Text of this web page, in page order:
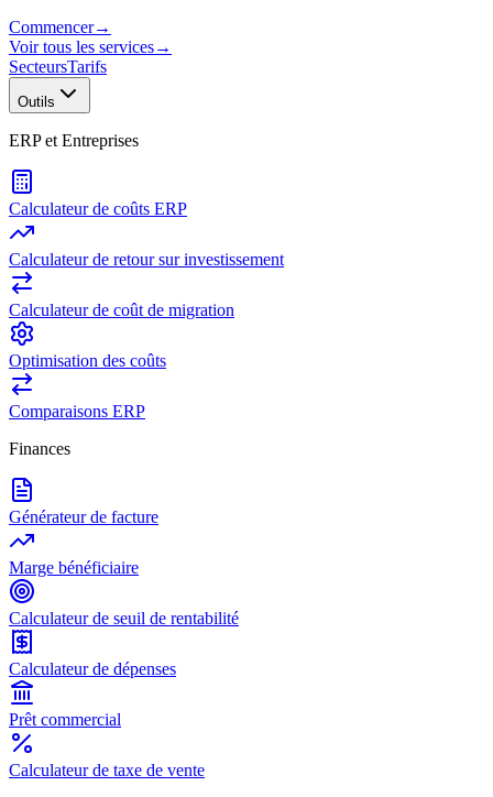
Commencer→
Voir tous les services→
SecteursTarifs
Outils
ERP et Entreprises
Calculateur de coûts ERP
Calculateur de retour sur investissement
Calculateur de coût de migration
Optimisation des coûts
Comparaisons ERP
Finances
Générateur de facture
Marge bénéficiaire
Calculateur de seuil de rentabilité
Calculateur de dépenses
Prêt commercial
Calculateur de taxe de vente